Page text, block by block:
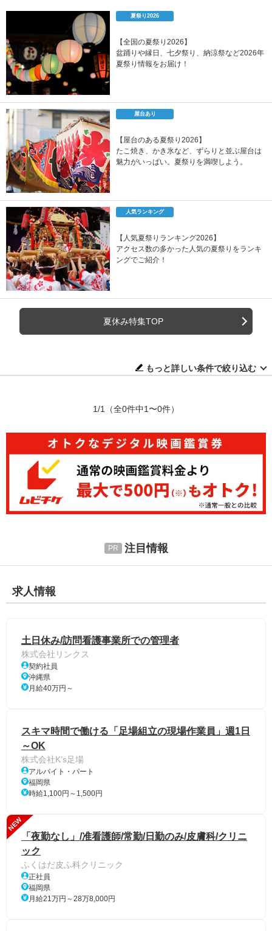
夏祭り2026
【全国の夏祭り2026】
盆踊りや縁日、七夕祭り、納涼祭など2026年
夏祭り情報をお届け！
屋台あり
【屋台のある夏祭り2026】
たこ焼き、かき氷など、ずらりと並ぶ屋台は
魅力がいっぱい。夏祭りを満喫しよう。
人気ランキング
【人気夏祭りランキング2026】
アクセス数の多かった人気の夏祭りをランキ
ングでご紹介！
夏休み特集TOP
もっと詳しい条件で絞り込む
1/1 （全0件中1〜0件）
注目情報
求人情報
土日休み/訪問看護事業所での管理者
株式会社リンクス
契約社員
沖縄県
月給40万円～
スキマ時間で働ける「足場組立の現場作業員」週1日
～OK
株式会社K’s足場
アルバイト・パート
福岡県
時給1,100円～1,500円
NEW
「夜勤なし」/准看護師/常勤/日勤のみ/皮膚科/クリニ
ック
ふくはだ皮ふ科クリニック
正社員
福岡県
月給21万円～28万8,000円